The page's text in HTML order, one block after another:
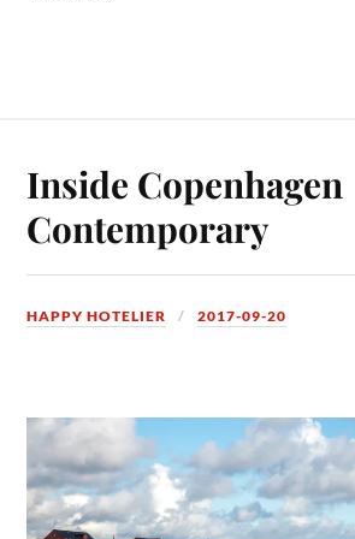
Inside Copenhagen
Contemporary
HAPPY HOTELIER 2017-09-20